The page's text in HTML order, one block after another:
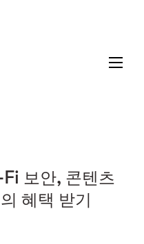
보안, 콘텐츠
혜택 받기